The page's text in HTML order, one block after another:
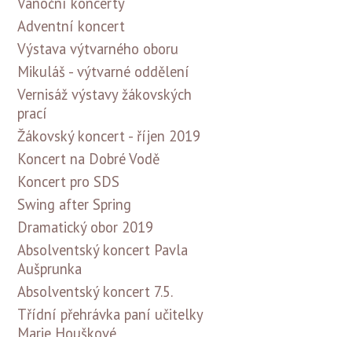
Adventní koncert
Výstava výtvarného oboru
Mikuláš - výtvarné oddělení
Vernisáž výstavy žákovských
prací
Žákovský koncert - říjen 2019
Koncert na Dobré Vodě
Koncert pro SDS
Swing after Spring
Dramatický obor 2019
Absolventský koncert Pavla
Aušprunka
Absolventský koncert 7.5.
Třídní přehrávka paní učitelky
Marie Houškové